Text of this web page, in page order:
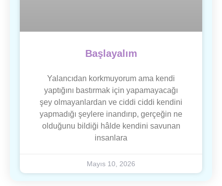
Başlayalım
Yalancıdan korkmuyorum ama kendi
yaptığını bastırmak için yapamayacağı
şey olmayanlardan ve ciddi ciddi kendini
yapmadığı şeylere inandırıp, gerçeğin ne
olduğunu bildiği hâlde kendini savunan
insanlara
Mayıs 10, 2026